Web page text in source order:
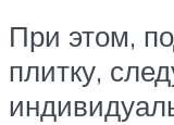
При этом,
плитку,